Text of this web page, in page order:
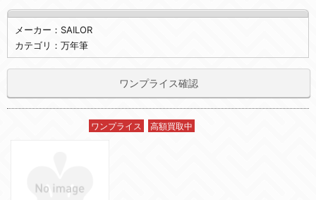
メーカー：SAILOR
カテゴリ：万年筆
ワンプライス確認
ワンプライス 高額買取中